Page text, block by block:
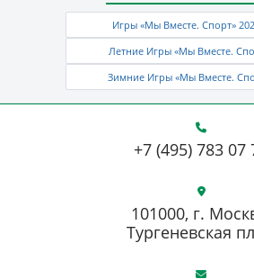
Игры «Мы Вместе. Спорт»
Летние Игры «Мы Вместе.
Зимние Игры «Мы Вместе.
+7 (495) 783 07
101000, г.
Тургеневская